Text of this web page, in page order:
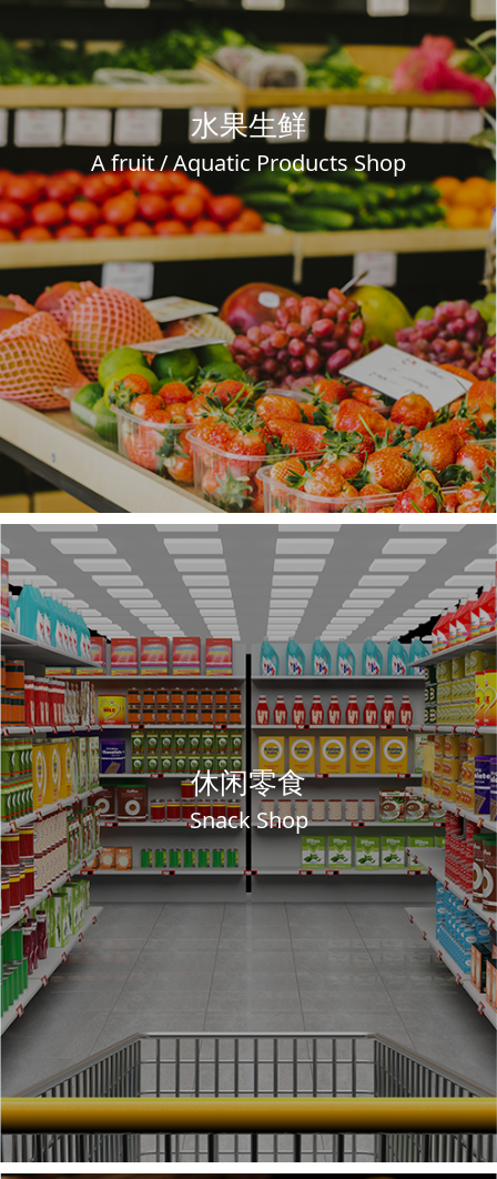
水果生鲜
A fruit / Aquatic Products Shop
休闲零食
Snack Shop